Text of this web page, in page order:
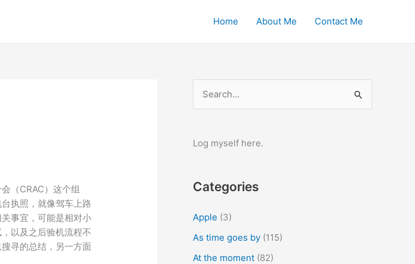
Home About Me Contact Me
（CRAC）这个组
执照，就像驾车上路
事宜，可能是相对小
以及之后验机流程不
寻的总结，另一方面
r
o
Log myself here.
Categories
Apple (3)
As time goes by (115)
At the moment (82)